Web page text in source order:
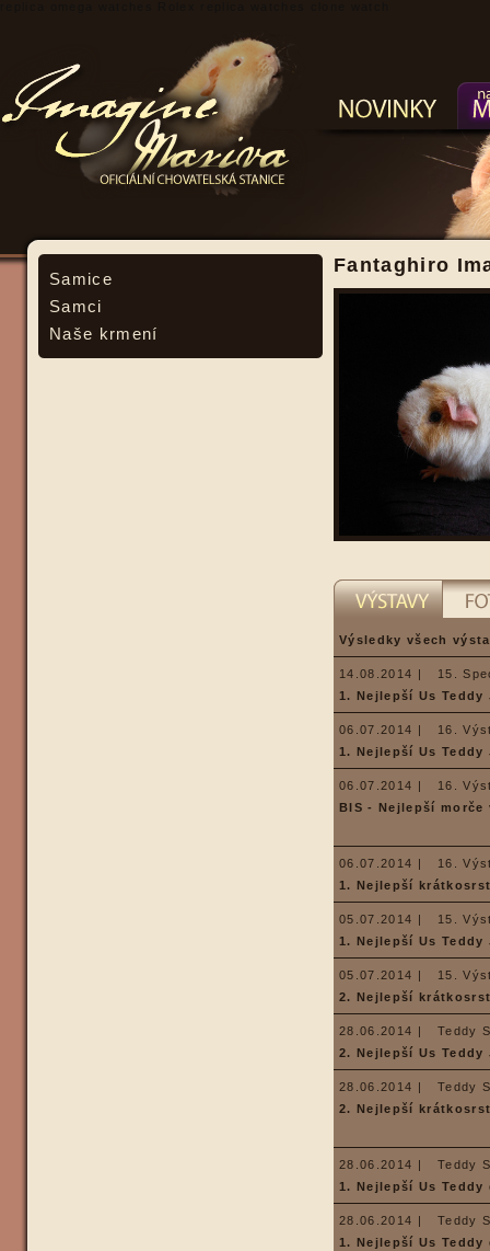
Samice
Samci
Naše krmení
Fantaghiro
Výsledky všech
14.08.2014 |
15.
1. Nejlepší Us Teddy
06.07.2014 |
16.
1. Nejlepší Us Teddy
06.07.2014 |
16.
BIS - Nejlepší morče
06.07.2014 |
16.
1. Nejlepší
05.07.2014 |
15.
1. Nejlepší Us Teddy
05.07.2014 |
15.
2. Nejlepší
28.06.2014 |
Teddy
2. Nejlepší Us Teddy
28.06.2014 |
Teddy
2. Nejlepší
28.06.2014 |
Teddy
1. Nejlepší Us Teddy
28.06.2014 |
Teddy
1. Nejlepší Us Teddy